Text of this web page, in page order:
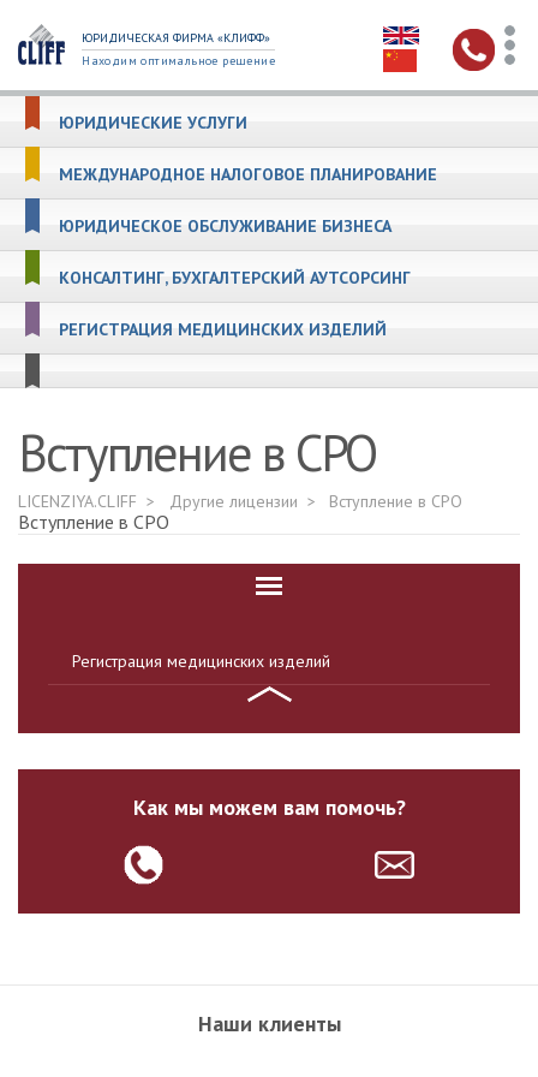
ЮРИДИЧЕСКАЯ ФИРМА «КЛИФФ»
Находим оптимальное решение
ЮРИДИЧЕСКИЕ УСЛУГИ
МЕЖДУНАРОДНОЕ НАЛОГОВОЕ ПЛАНИРОВАНИЕ
ЮРИДИЧЕСКОЕ ОБСЛУЖИВАНИЕ БИЗНЕСА
КОНСАЛТИНГ, БУХГАЛТЕРСКИЙ АУТСОРСИНГ
РЕГИСТРАЦИЯ МЕДИЦИНСКИХ ИЗДЕЛИЙ
Вступление в СРО
LICENZIYA.CLIFF Другие лицензии Вступление в СРО
Вступление в СРО
Регистрация медицинских изделий
Как мы можем вам помочь?
Наши клиенты